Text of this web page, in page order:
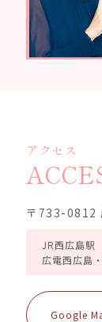
アクセス
〒733-0812
JR西広島駅
広電西広島
Google